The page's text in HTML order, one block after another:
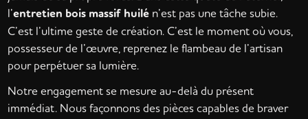
l’entretien bois massif huilé n’est pas une tâche subie.
C’est l’ultime geste de création. C’est le moment où vous,
possesseur de l’œuvre, reprenez le flambeau de l’artisan
pour perpétuer sa lumière.
Notre engagement se mesure au-delà du présent
immédiat. Nous façonnons des pièces capables de braver